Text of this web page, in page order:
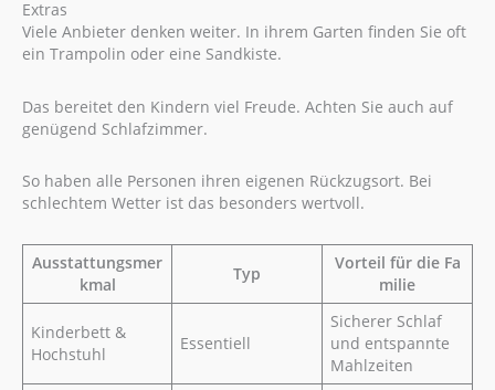
Extras
Viele Anbieter denken weiter. In ihrem Garten finden Sie oft
ein Trampolin oder eine Sandkiste.
Das bereitet den Kindern viel Freude. Achten Sie auch auf
genügend Schlafzimmer.
So haben alle Personen ihren eigenen Rückzugsort. Bei
schlechtem Wetter ist das besonders wertvoll.
Ausstattungsmer
kmal
Typ
Vorteil für die Fa
milie
Kinderbett &
Hochstuhl
Essentiell
Sicherer Schlaf
und entspannte
Mahlzeiten